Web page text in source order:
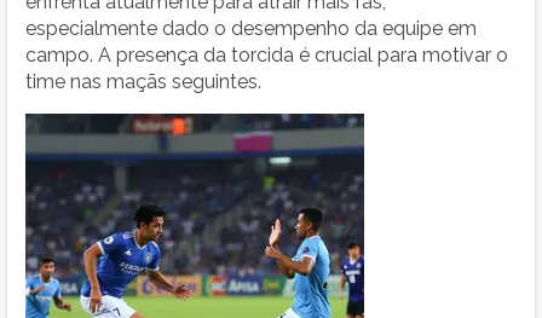
especialmente dado o desempenho da equipe em
campo. A presença da torcida é crucial para motivar o
time nas maçãs seguintes.